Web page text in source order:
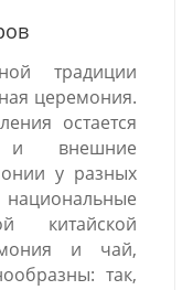
традиции
церемония.
остается
и внешние
у разных
китайской
и чай,
так,